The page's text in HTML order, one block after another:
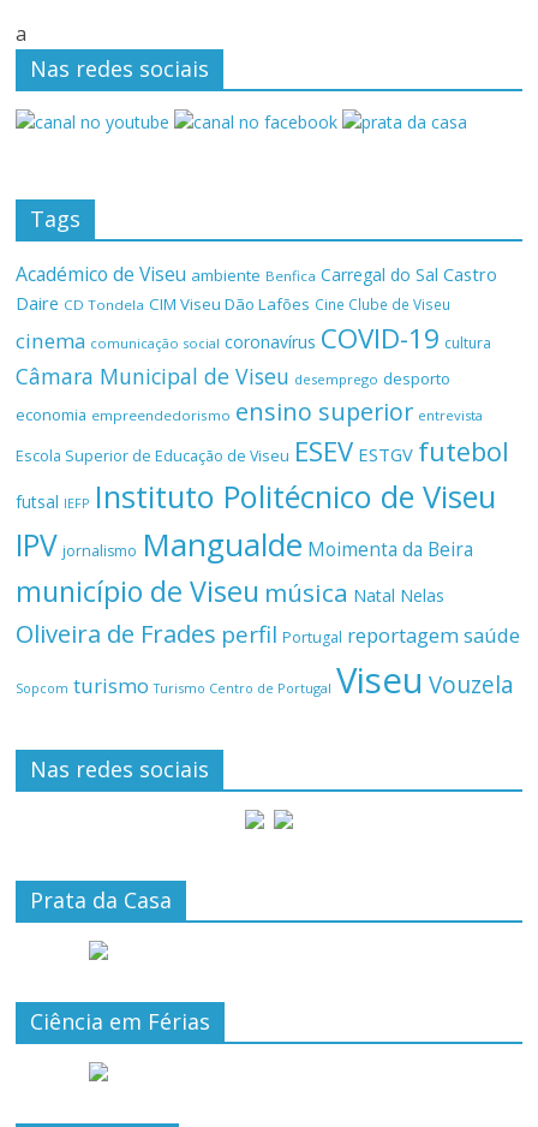
a
Nas redes sociais
Tags
Académico de Viseu ambiente Benfica Carregal do Sal Castro
Daire CD Tondela CIM Viseu Dão Lafões Cine Clube de Viseu
cinema comunicação social coronavírus COVID-19 cultura
Câmara Municipal de Viseu desemprego desporto
economia empreendedorismo ensino superior entrevista
Escola Superior de Educação de Viseu ESEV ESTGV futebol
futsal IEFP Instituto Politécnico de Viseu
IPV jornalismo Mangualde Moimenta da Beira
município de Viseu música Natal Nelas
Oliveira de Frades perfil Portugal reportagemsaúde
Sopcom turismo Turismo Centro de Portugal Viseu Vouzela
Nas redes sociais
Prata da Casa
Ciência em Férias